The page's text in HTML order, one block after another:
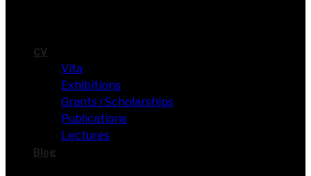
CV
Vita
Exhi­bi­ti­ons
Grants / Scholarships
Publi­ca­ti­ons
Lec­tures
Blog